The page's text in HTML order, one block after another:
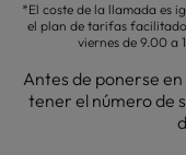
*El coste de la llamada es
el plan de tarifas
viernes de 9.00 a
Antes de ponerse
tener el número de